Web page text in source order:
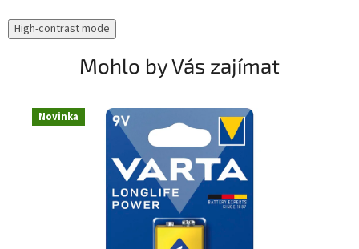
High-contrast mode
Mohlo by Vás zajímat
Novinka